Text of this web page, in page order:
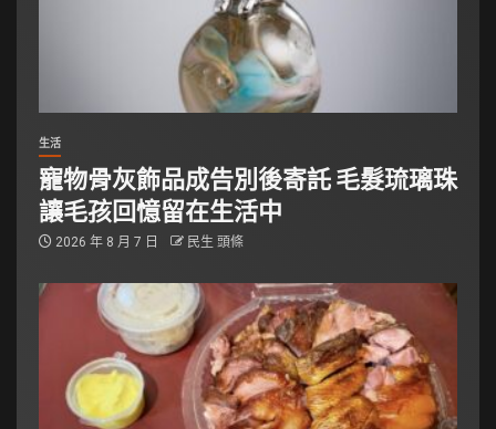
生活
寵物骨灰飾品成告別後寄託 毛髮琉璃珠
讓毛孩回憶留在生活中
2026 年 8 月 7 日 民生 頭條